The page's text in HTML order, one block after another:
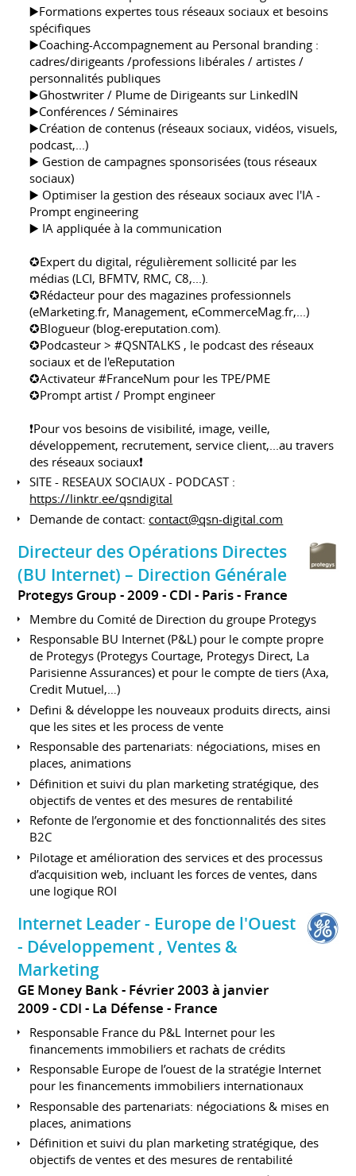
▶️Formations expertes tous réseaux sociaux et besoins
spécifiques
▶️Coaching-Accompagnement au Personal branding :
cadres/dirigeants /professions libérales / artistes /
personnalités publiques
▶️Ghostwriter / Plume de Dirigeants sur LinkedIN
▶️Conférences / Séminaires
▶️Création de contenus (réseaux sociaux, vidéos, visuels,
podcast,...)
▶️ Gestion de campagnes sponsorisées (tous réseaux
sociaux)
▶️ Optimiser la gestion des réseaux sociaux avec l'IA -
Prompt engineering
▶️ IA appliquée à la communication
✪Expert du digital, régulièrement sollicité par les
médias (LCI, BFMTV, RMC, C8,...).
✪Rédacteur pour des magazines professionnels
(eMarketing.fr, Management, eCommerceMag.fr,...)
✪Blogueur (blog-ereputation.com).
✪Podcasteur > #QSNTALKS , le podcast des réseaux
sociaux et de l'eReputation
✪Activateur #FranceNum pour les TPE/PME
✪Prompt artist / Prompt engineer
❗️Pour vos besoins de visibilité, image, veille,
développement, recrutement, service client,...au travers
des réseaux sociaux❗️
SITE - RESEAUX SOCIAUX - PODCAST :
https://linktr.ee/qsndigital
Demande de contact: contact@qsn-digital.com
Directeur des Opérations Directes
(BU Internet) – Direction Générale
Protegys Group 2009 CDI Paris France
Membre du Comité de Direction du groupe Protegys
Responsable BU Internet (P&L) pour le compte propre
de Protegys (Protegys Courtage, Protegys Direct, La
Parisienne Assurances) et pour le compte de tiers (Axa,
Credit Mutuel,…)
Defini & développe les nouveaux produits directs, ainsi
que les sites et les process de vente
Responsable des partenariats: négociations, mises en
places, animations
Définition et suivi du plan marketing stratégique, des
objectifs de ventes et des mesures de rentabilité
Refonte de l’ergonomie et des fonctionnalités des sites
B2C
Pilotage et amélioration des services et des processus
d’acquisition web, incluant les forces de ventes, dans
une logique ROI
Internet Leader - Europe de l'Ouest
- Développement , Ventes &
Marketing
GE Money Bank
Février 2003 à janvier
2009 CDI La Défense France
Responsable France du P&L Internet pour les
financements immobiliers et rachats de crédits
Responsable Europe de l’ouest de la stratégie Internet
pour les financements immobiliers internationaux
Responsable des partenariats: négociations & mises en
places, animations
Définition et suivi du plan marketing stratégique, des
objectifs de ventes et des mesures de rentabilité